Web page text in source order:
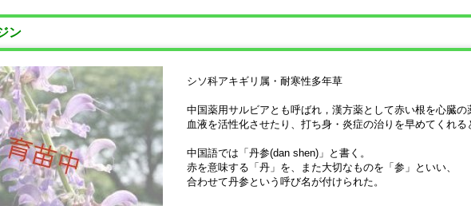
ン
シソ科アキギリ属・耐寒性多年草
中国薬用サルビアとも呼ばれ，漢方薬として赤い根を心臓の
血液を活性化させたり、打ち身・炎症の治りを早めてくれる
中国語では「丹参(dan shen)」と書く。
赤を意味する「丹」を、また大切なものを「参」といい、
合わせて丹参という呼び名が付けられた。